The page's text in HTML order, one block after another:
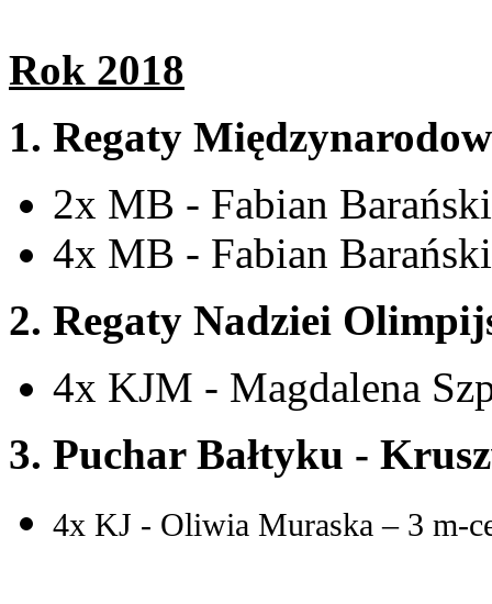
Rok 2018
1. Regaty
2x MB - Fabian
4x MB - Fabian
2. Regaty Nadziei
4x KJM - Magdalena
3. Puchar Bałtyku -
4x KJ - Oliwia Muraska – 3 m-